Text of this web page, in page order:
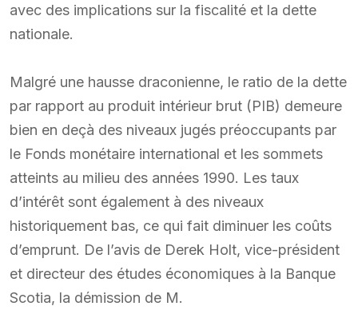
avec des implications sur la fiscalité et la dette
nationale.
Malgré une hausse draconienne, le ratio de la dette
par rapport au produit intérieur brut (PIB) demeure
bien en deçà des niveaux jugés préoccupants par
le Fonds monétaire international et les sommets
atteints au milieu des années 1990. Les taux
d’intérêt sont également à des niveaux
historiquement bas, ce qui fait diminuer les coûts
d’emprunt. De l’avis de Derek Holt, vice-président
et directeur des études économiques à la Banque
Scotia, la démission de M.